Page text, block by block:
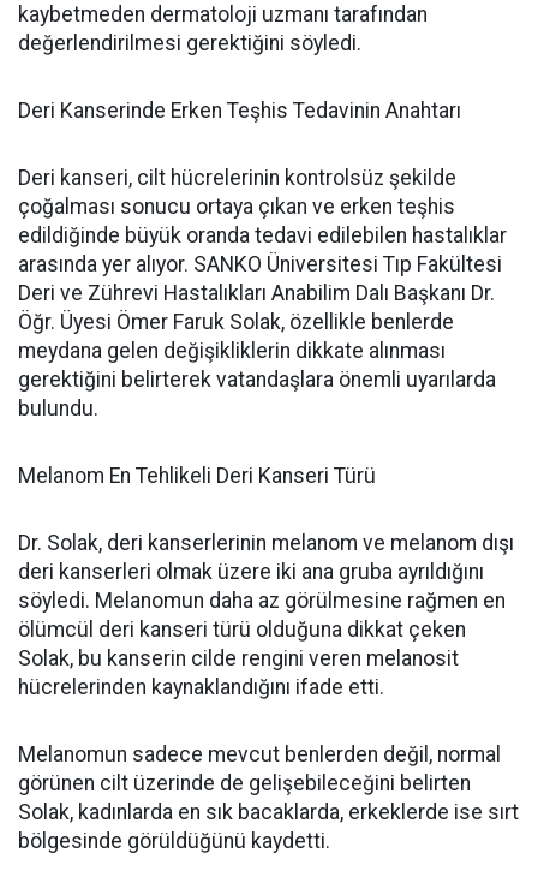
kaybetmeden dermatoloji uzmanı tarafından
değerlendirilmesi gerektiğini söyledi.
Deri Kanserinde Erken Teşhis Tedavinin Anahtarı
Deri kanseri, cilt hücrelerinin kontrolsüz şekilde
çoğalması sonucu ortaya çıkan ve erken teşhis
edildiğinde büyük oranda tedavi edilebilen hastalıklar
arasında yer alıyor. SANKO Üniversitesi Tıp Fakültesi
Deri ve Zührevi Hastalıkları Anabilim Dalı Başkanı Dr.
Öğr. Üyesi Ömer Faruk Solak, özellikle benlerde
meydana gelen değişikliklerin dikkate alınması
gerektiğini belirterek vatandaşlara önemli uyarılarda
bulundu.
Melanom En Tehlikeli Deri Kanseri Türü
Dr. Solak, deri kanserlerinin melanom ve melanom dışı
deri kanserleri olmak üzere iki ana gruba ayrıldığını
söyledi. Melanomun daha az görülmesine rağmen en
ölümcül deri kanseri türü olduğuna dikkat çeken
Solak, bu kanserin cilde rengini veren melanosit
hücrelerinden kaynaklandığını ifade etti.
Melanomun sadece mevcut benlerden değil, normal
görünen cilt üzerinde de gelişebileceğini belirten
Solak, kadınlarda en sık bacaklarda, erkeklerde ise sırt
bölgesinde görüldüğünü kaydetti.